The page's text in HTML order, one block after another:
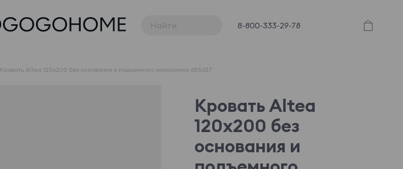
8-800-333-29-78
Кровать Altea 120x200 без основания и подъемного механизма 683637
Кровать Altea
120x200 без
основания и